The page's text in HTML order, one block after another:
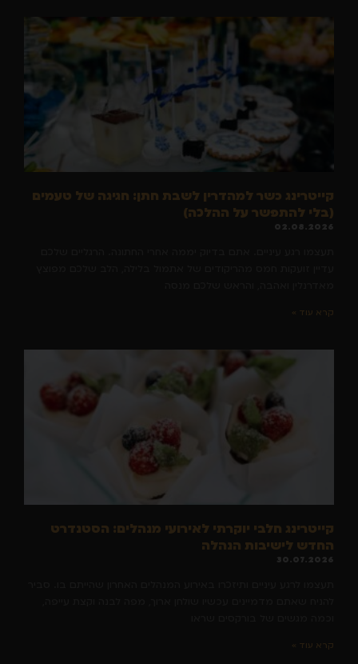
קייטרינג כשר למהדרין לשבת חתן: חגיגה של טעמים
(בלי להתפשר על ההלכה)
02.08.2026
קרא עוד »
קייטרינג חלבי יוקרתי לאירועי מנהלים: הסטנדרט
החדש לישיבות הנהלה
30.07.2026
קרא עוד »